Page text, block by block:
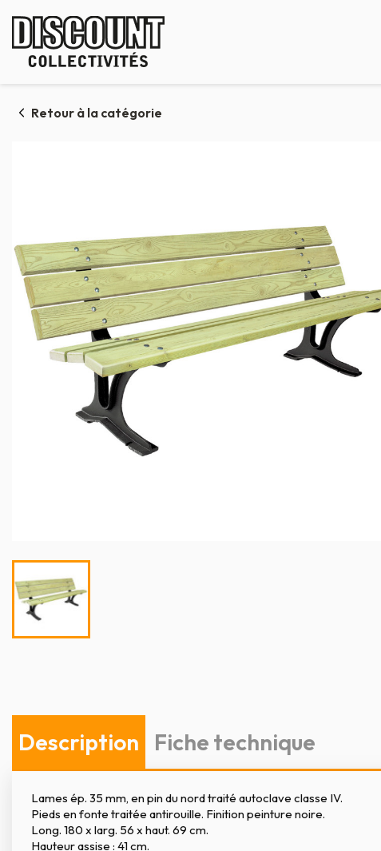
Retour à la catégorie
Description Fiche technique
Lames ép. 35 mm, en pin du nord traité autoclave classe IV.
Pieds en fonte traitée antirouille. Finition peinture noire.
Long. 180 x larg. 56 x haut. 69 cm.
Hauteur assise : 41 cm.